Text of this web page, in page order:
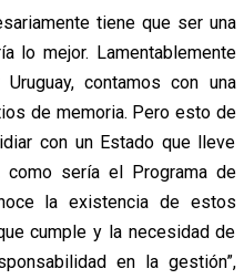
tiene que ser una
lo mejor. Lamentablemente
contamos con una
de memoria. Pero esto de
con un Estado que lleve
como sería el Programa de
la existencia de estos
cumple y la necesidad de
en la gestión”,